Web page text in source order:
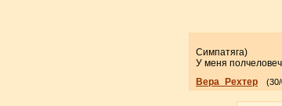
Симпатяга)
У меня
Вера_Рехтер